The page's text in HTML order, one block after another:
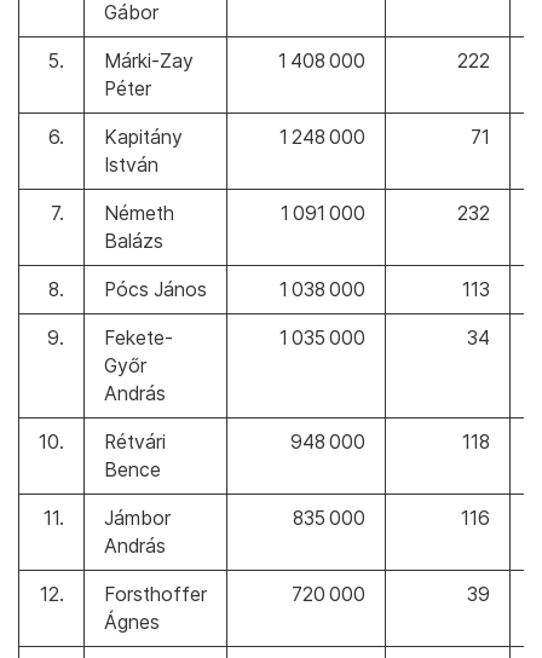
Gábor
5.
Márki-Zay
Péter
1 408 000 222
6.
Kapitány
István
1 248 000 71
7.
Németh
Balázs
1 091 000 232
8. Pócs János 1 038 000 113
9.
Fekete-
Győr
András
1 035 000 34
10.
Rétvári
Bence
948 000 118
11.
Jámbor
András
835 000 116
12.
Forsthoffer
Ágnes
720 000 39